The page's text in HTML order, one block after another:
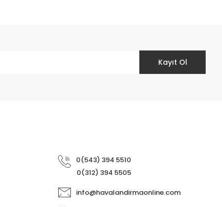
Kayıt Ol
0(543) 394 5510
0(312) 394 5505
info@havalandirmaonline.com